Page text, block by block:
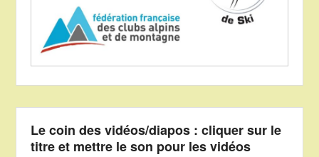
Le coin des vidéos/diapos : cliquer sur le
titre et mettre le son pour les vidéos